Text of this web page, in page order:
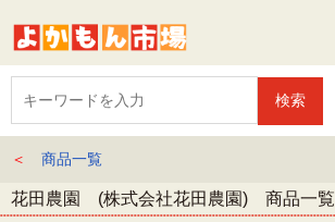
＜ 商品一覧
花田農園 (株式会社花田農園) 商品一覧